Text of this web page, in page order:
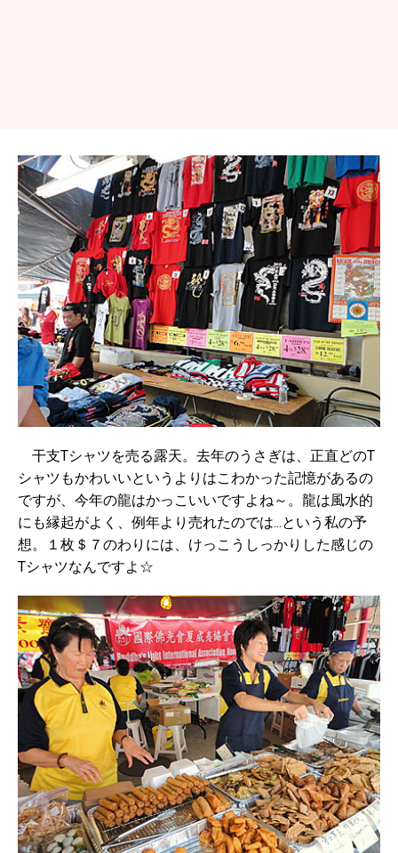
干支Tシャツを売る露天。去年のうさぎは、正直どのT
シャツもかわいいというよりはこわかった記憶があるの
ですが、今年の龍はかっこいいですよね～。龍は風水的
にも縁起がよく、例年より売れたのでは...という私の予
想。１枚＄７のわりには、けっこうしっかりした感じの
Tシャツなんですよ☆